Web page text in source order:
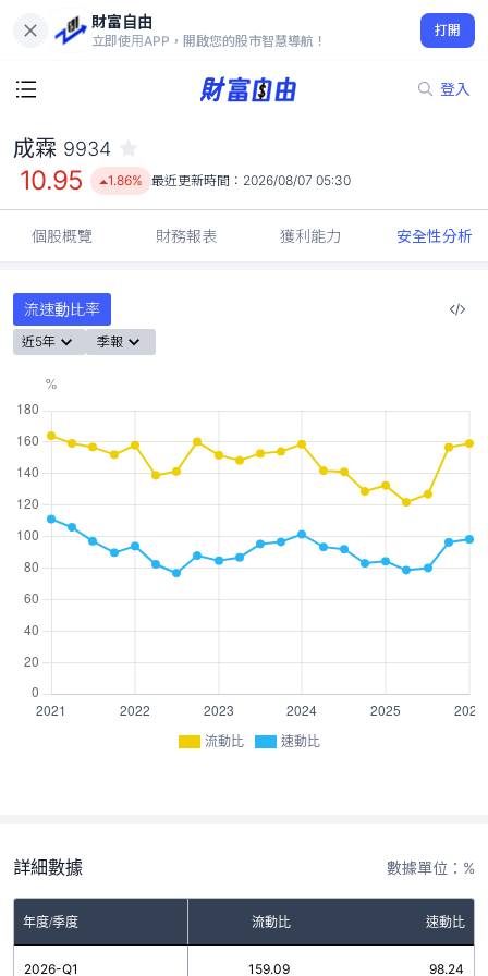
財富自由
立即使用APP，開啟您的股市智慧導航！
打開
登入
10.95
1.86%
成霖 9934
10.95 1.86% 最近更新時間： 2026/08/07 05:30
個股概覽 財務報表 獲利能力 安全性分析
流速動比率
近5年 季報
流動比 速動比
詳細數據 數據單位：%
年度/季度 流動比 速動比
2026-Q1 159.09 98.24